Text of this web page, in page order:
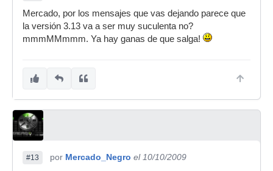
Mercado, por los mensajes que vas dejando parece que
la versión 3.13 va a ser muy suculenta no?
mmmMMmmm. Ya hay ganas de que salga!
#13 por Mercado_Negro el 10/10/2009